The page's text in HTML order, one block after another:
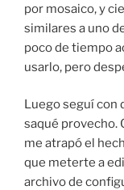
por mosaico, y
similares a uno
poco de tiempo
usarlo, pero
Luego seguí con
saqué provecho.
me atrapó el
que meterte a
archivo de